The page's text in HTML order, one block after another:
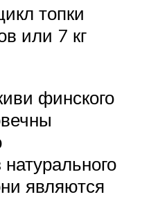
топки
или 7 кг
финского
являются